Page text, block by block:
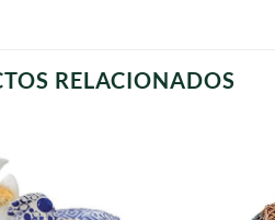
RELACIONADOS
favoritos